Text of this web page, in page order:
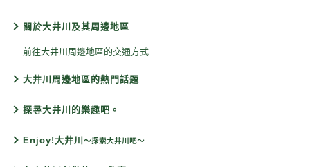
關於大井川及其周邊地區
前往大井川周邊地區的交通方式
大井川周邊地區的熱門話題
探尋大井川的樂趣吧。
Enjoy!大井川 〜探索大井川吧〜